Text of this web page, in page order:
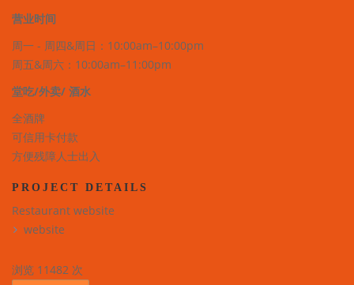
营业时间
周一 - 周四&周日：10:00am–10:00pm
周五&周六：10:00am–11:00pm
堂吃/外卖/ 酒水
全酒牌
可信用卡付款
方便残障人士出入
PROJECT DETAILS
Restaurant website
website
浏览 11482 次